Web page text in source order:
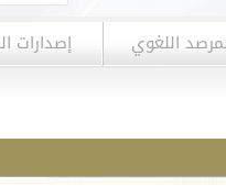
اللغوي إصدارات